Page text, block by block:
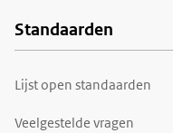
Voet
Standaarden
Lijst open standaarden
Veelgestelde vragen